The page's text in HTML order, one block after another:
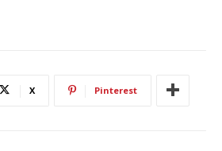
X Pinterest